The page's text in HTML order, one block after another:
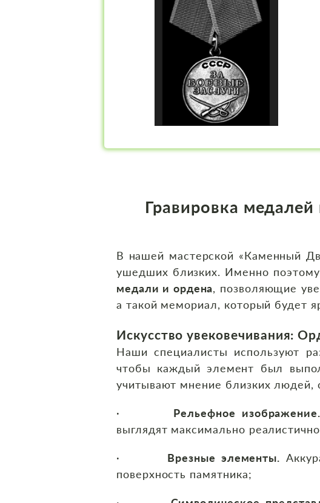
Гравировка
В нашей мастерской «Каменный
ушедших близких. Именно
медали и ордена, позволяющие
а такой мемориал, который будет
Искусство увековечивания:
Наши специалисты используют
чтобы каждый элемент был
учитывают мнение близких людей,
· Рельефное
выглядят максимально
· Врезные элементы.
поверхность памятника;